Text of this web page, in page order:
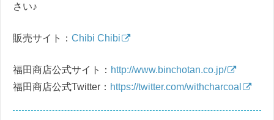
さい♪
販売サイト： Chibi Chibi
福田商店公式サイト： http://www.binchotan.co.jp/
福田商店公式Twitter： https://twitter.com/withcharcoal